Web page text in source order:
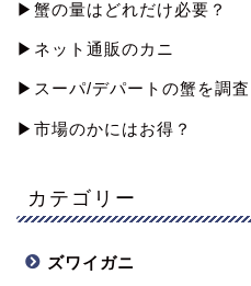
▶︎蟹の量はどれだけ必要？
▶︎ネット通販のカニ
▶︎スーパ/デパートの蟹を調査
▶︎市場のかにはお得？
カテゴリー
ズワイガニ